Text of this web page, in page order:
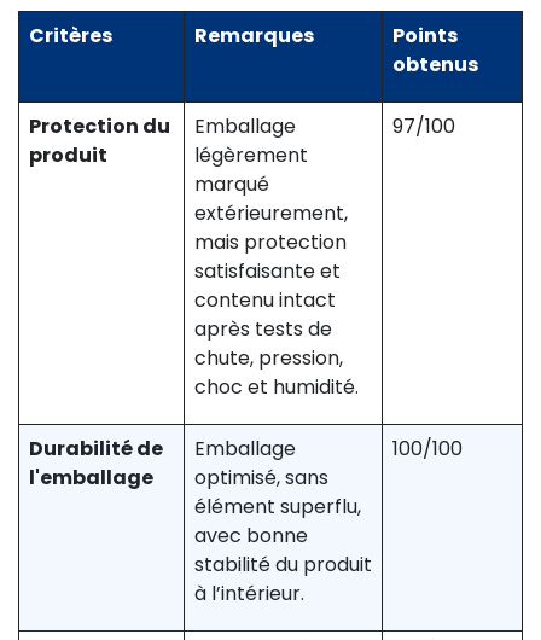
Critères
Remarques
Points
obtenus
Protection du
produit
Emballage
légèrement
marqué
extérieurement,
mais protection
satisfaisante et
contenu intact
après tests de
chute, pression,
choc et humidité.
97/100
Durabilité de
l'emballage
Emballage
optimisé, sans
élément superflu,
avec bonne
stabilité du produit
à l’intérieur.
100/100